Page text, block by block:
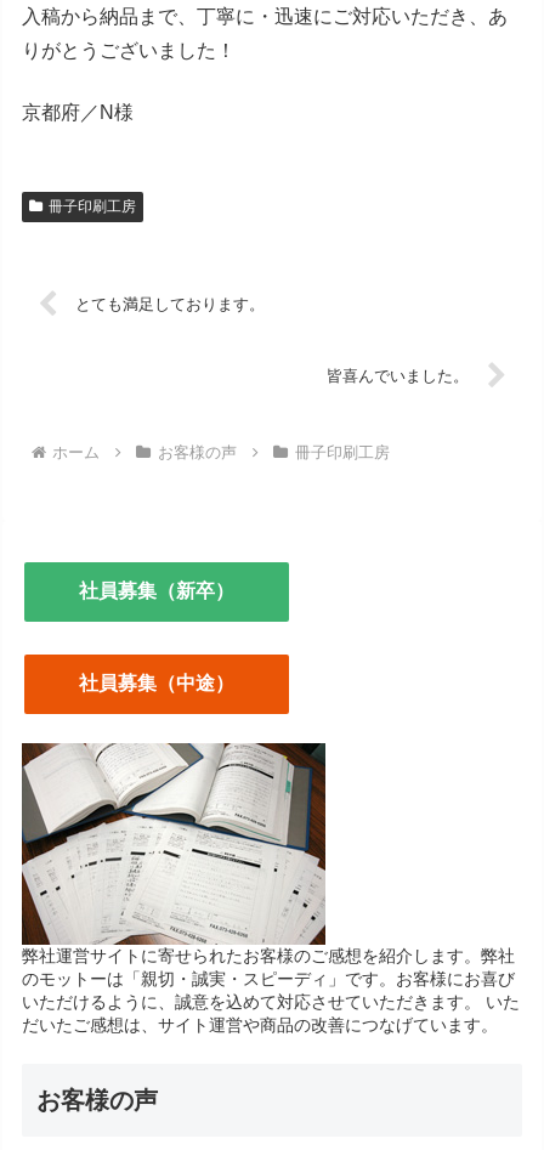
入稿から納品まで、丁寧に・迅速にご対応いただき、あ
りがとうございました！
京都府／N様
冊子印刷工房
とても満足しております。
皆喜んでいました。
ホーム お客様の声 冊子印刷工房
社員募集（新卒）
社員募集（中途）
弊社運営サイトに寄せられたお客様のご感想を紹介します。弊社
のモットーは「親切・誠実・スピーディ」です。お客様にお喜び
いただけるように、誠意を込めて対応させていただきます。 いた
だいたご感想は、サイト運営や商品の改善につなげています。
お客様の声